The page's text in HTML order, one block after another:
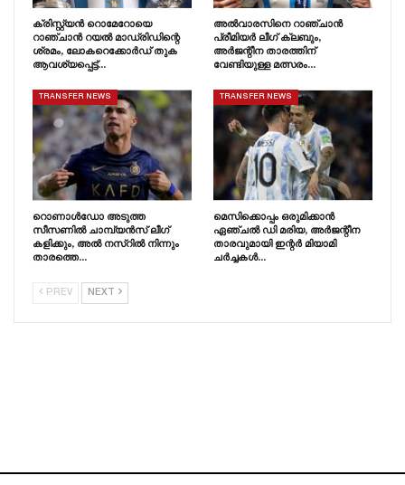
ക്രിസ്റ്റ്യൻ റൊമേറോയെ
റാഞ്ചാൻ റയൽ മാഡ്രിഡിന്റെ
ശ്രമം, ലോകറെക്കോർഡ് തുക
ആവശ്യപ്പെട്ട്…
അൽവാരസിനെ റാഞ്ചാൻ
പ്രീമിയർ ലീഗ് ക്ലബും,
അർജന്റീന താരത്തിന്
വേണ്ടിയുള്ള മത്സരം…
TRANSFER NEWS
റൊണാൾഡോ അടുത്ത
സീസണിൽ ചാമ്പ്യൻസ് ലീഗ്
കളിക്കും, അൽ നസ്റിൽ നിന്നും
താരത്തെ…
TRANSFER NEWS
മെസിക്കൊപ്പം ഒരുമിക്കാൻ
ഏഞ്ചൽ ഡി മരിയ, അർജന്റീന
താരവുമായി ഇന്റർ മിയാമി
ചർച്ചകൾ…
PREV NEXT